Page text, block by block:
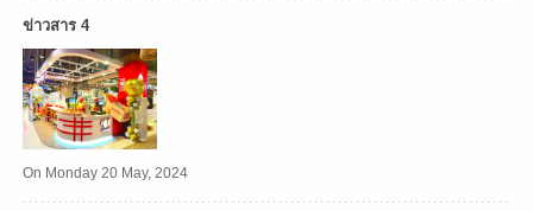
ข่าวสาร 4
On Monday 20 May, 2024